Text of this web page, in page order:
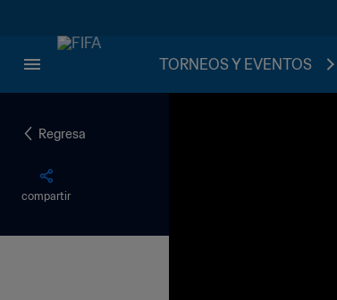
TORNEOS Y EVENTOS
Regresa
compartir